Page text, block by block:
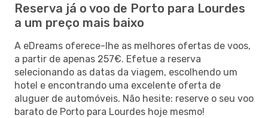
Reserva já o voo de Porto para Lourdes
a um preço mais baixo
A eDreams oferece-lhe as melhores ofertas de voos,
a partir de apenas 257€. Efetue a reserva
selecionando as datas da viagem, escolhendo um
hotel e encontrando uma excelente oferta de
aluguer de automóveis. Não hesite: reserve o seu voo
barato de Porto para Lourdes hoje mesmo!